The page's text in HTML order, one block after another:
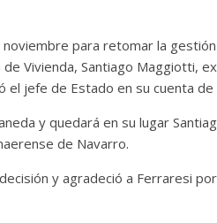
para retomar la
Vivienda, Santiago Maggiotti,
el jefe de Estado en su cuenta
y quedará en su lugar
de Navarro.
y agradeció a Ferraresi